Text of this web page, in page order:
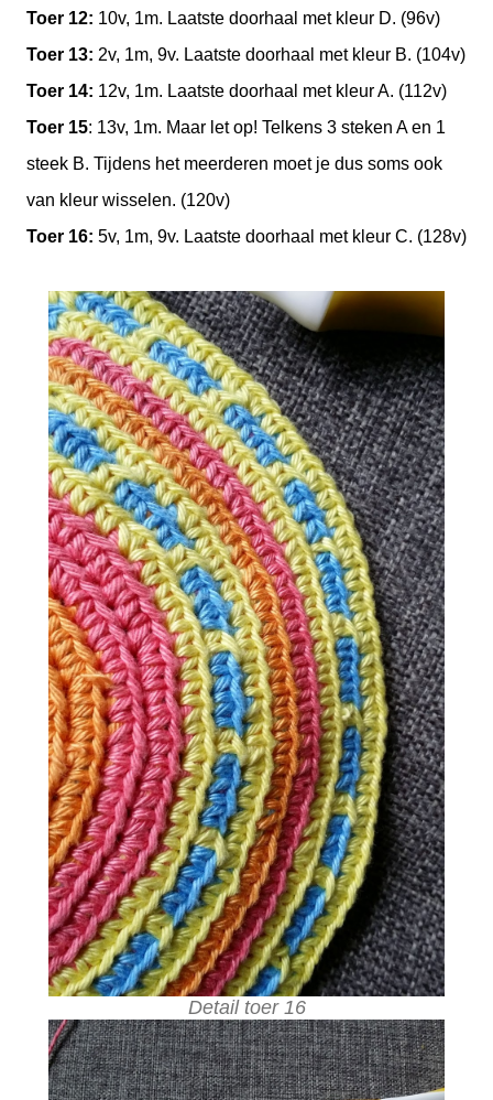
Toer 12: 10v, 1m. Laatste doorhaal met kleur D. (96v)
Toer 13: 2v, 1m, 9v. Laatste doorhaal met kleur B. (104v)
Toer 14: 12v, 1m. Laatste doorhaal met kleur A. (112v)
Toer 15: 13v, 1m. Maar let op! Telkens 3 steken A en 1
steek B. Tijdens het meerderen moet je dus soms ook
van kleur wisselen. (120v)
Toer 16: 5v, 1m, 9v. Laatste doorhaal met kleur C. (128v)
Detail toer 16